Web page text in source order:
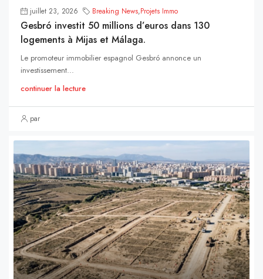
juillet 23, 2026 Breaking News,Projets Immo
Gesbró investit 50 millions d’euros dans 130
logements à Mijas et Málaga.
Le promoteur immobilier espagnol Gesbró annonce un
investissement...
continuer la lecture
par